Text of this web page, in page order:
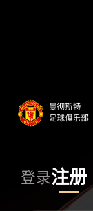
登录注册